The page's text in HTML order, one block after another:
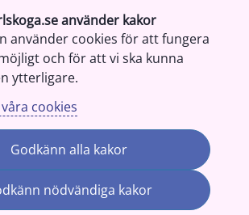
använder kakor
använder cookies för att fungera
och för att vi ska kunna
ytterligare.
cookies
Godkänn alla kakor
nödvändiga kakor